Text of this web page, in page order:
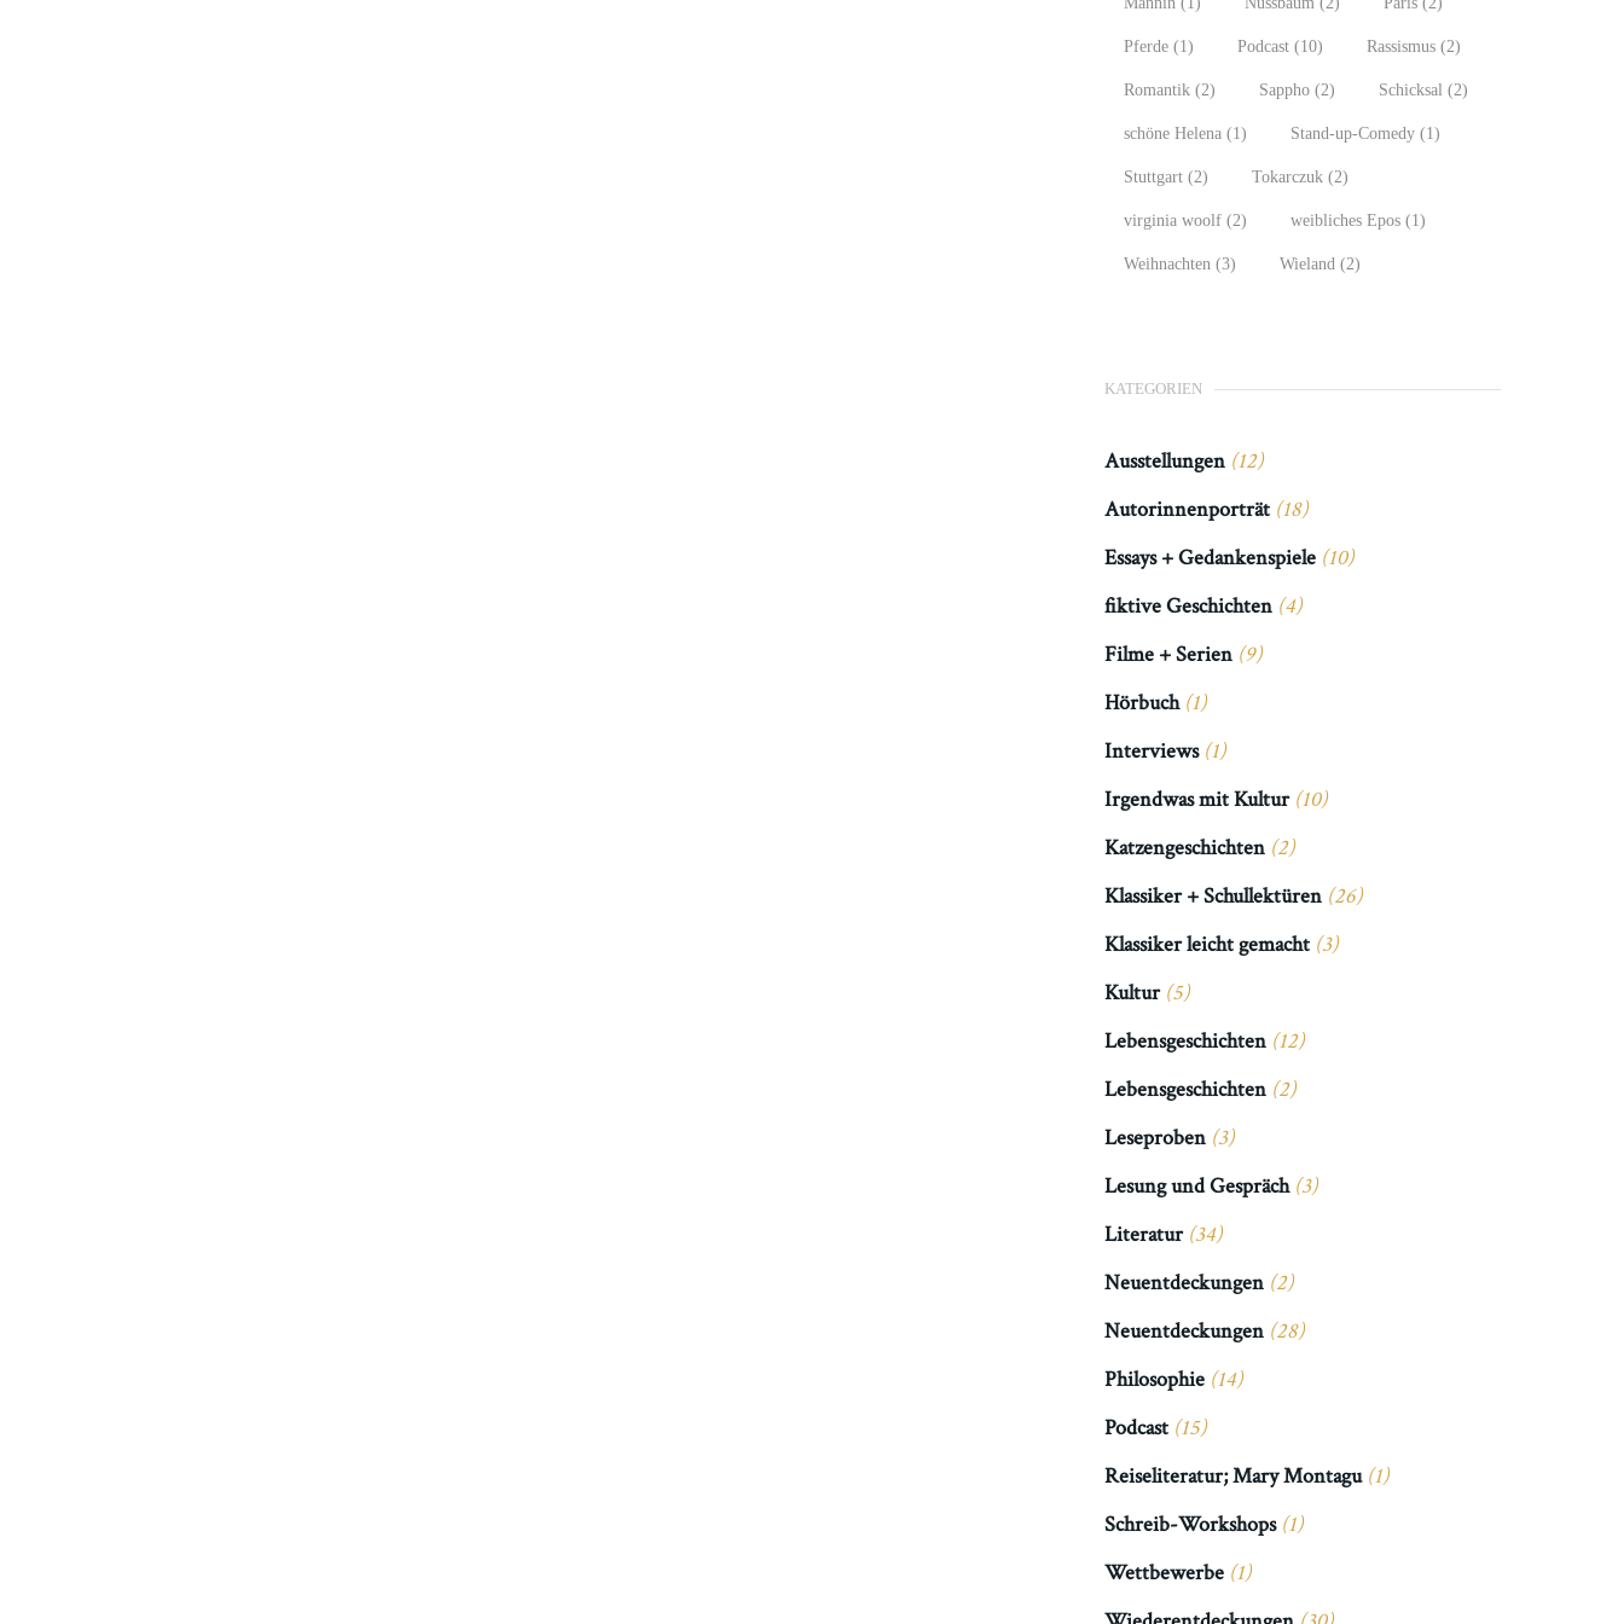
Pferde (1) Podcast (10) Rassismus (2)
Romantik (2) Sappho (2) Schicksal (2)
schöne Helena (1) Stand-up-Comedy (1)
Stuttgart (2) Tokarczuk (2)
virginia woolf (2) weibliches Epos (1)
Weihnachten (3) Wieland (2)
KATEGORIEN
Ausstellungen (12)
Autorinnenporträt (18)
Essays + Gedankenspiele (10)
fiktive Geschichten (4)
Filme + Serien (9)
Hörbuch(1)
Interviews(1)
Irgendwas mit Kultur(10)
Katzengeschichten (2)
Klassiker + Schullektüren (26)
Klassiker leicht gemacht (3)
Kultur(5)
Lebensgeschichten (12)
Lebensgeschichten (2)
Leseproben (3)
Lesung und Gespräch(3)
Literatur(34)
Neuentdeckungen (2)
Neuentdeckungen (28)
Philosophie (14)
Podcast (15)
Reiseliteratur; Mary Montagu(1)
Schreib-Workshops(1)
Wettbewerbe (1)